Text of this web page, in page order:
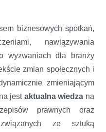
biznesowych spotkań,
nawiązywania
wyzwaniach dla branży
zmian społecznych i
zmieniającym
jest aktualna wiedza na
prawnych oraz
ze sztuką